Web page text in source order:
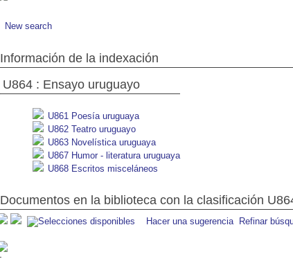
New search
Información de la indexación
U864 : Ensayo uruguayo
U861 Poesía uruguaya
U862 Teatro uruguayo
U863 Novelística uruguaya
U867 Humor - literatura uruguaya
U868 Escritos misceláneos
Documentos en la biblioteca con la clasificación
Hacer una sugerencia Refinar